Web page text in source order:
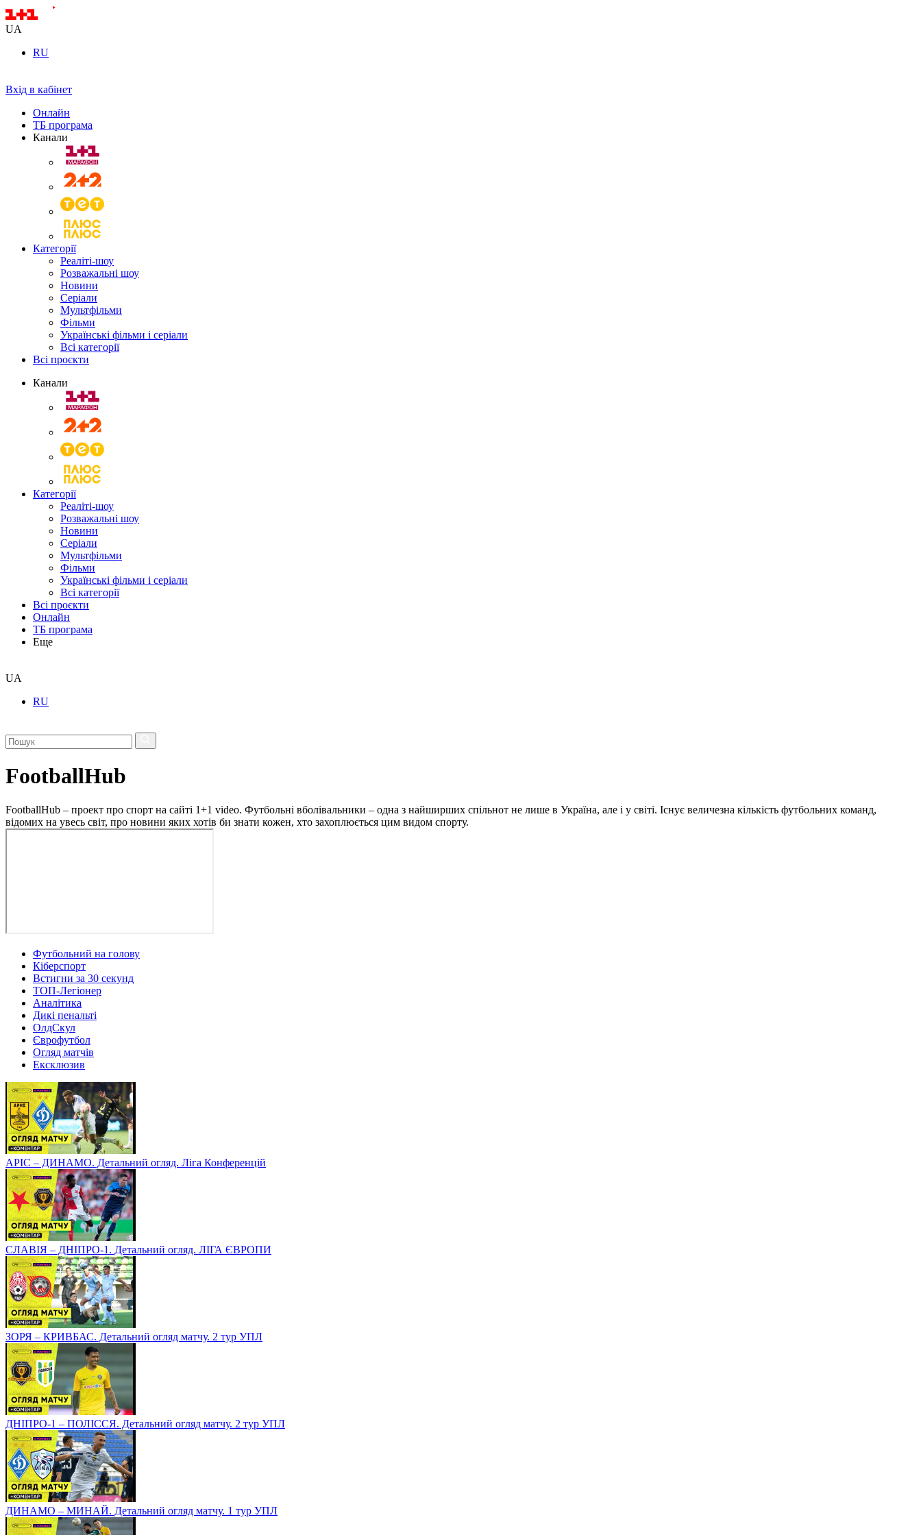
UA
RU
Вхід в кабінет
Онлайн
ТБ програма
Канали
Категорії
Реаліті-шоу
Розважальні шоу
Новини
Серіали
Мультфільми
Фільми
Українські фільми і серіали
Всі категорії
Всі проєкти
Канали
Категорії
Реаліті-шоу
Розважальні шоу
Новини
Серіали
Мультфільми
Фільми
Українські фільми і серіали
Всі категорії
Всі проєкти
Онлайн
ТБ програма
Еще
UA
RU
FootballHub
FootballHub – проект про спорт на сайті 1+1 video. Футбольні вболівальники – одна з найширших спільнот не лише в Україна, але і у світі. Існує величезна кількість футбольних команд,
відомих на увесь світ, про новини яких хотів би знати кожен, хто захоплюється цим видом спорту.
Футбольний на голову
Кіберспорт
Встигни за 30 секунд
ТОП-Легіонер
Аналітика
Дикі пенальті
ОлдСкул
Єврофутбол
Огляд матчів
Ексклюзив
АРІС – ДИНАМО. Детальний огляд. Ліга Конференцій
СЛАВІЯ – ДНІПРО-1. Детальний огляд. ЛІГА ЄВРОПИ
ЗОРЯ – КРИВБАС. Детальний огляд матчу. 2 тур УПЛ
ДНІПРО-1 – ПОЛІССЯ. Детальний огляд матчу. 2 тур УПЛ
ДИНАМО – МИНАЙ. Детальний огляд матчу. 1 тур УПЛ